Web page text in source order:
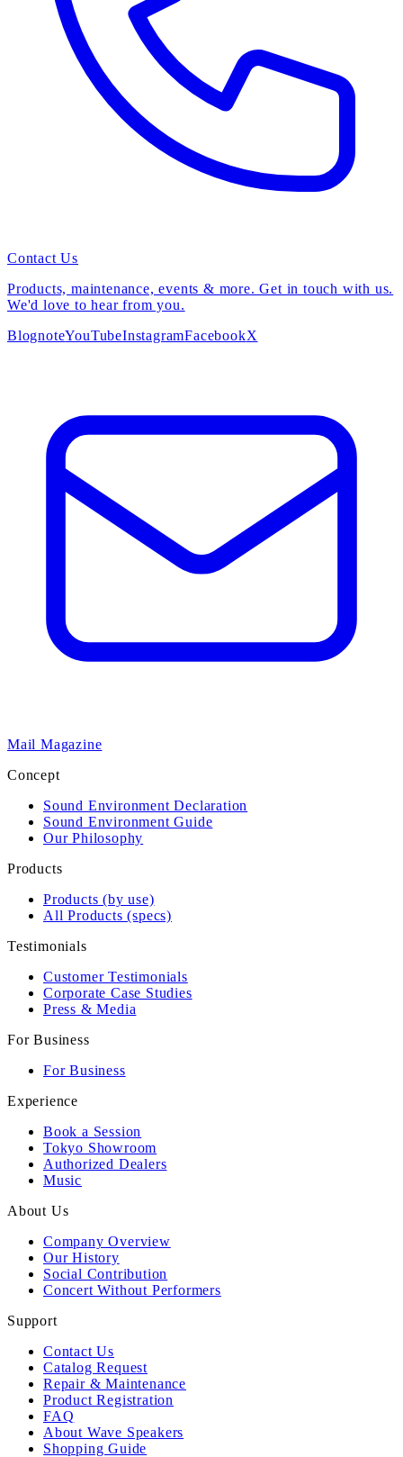
Contact Us
Products, maintenance, events & more. Get in touch with us.
We'd love to hear from you.
BlognoteYouTubeInstagramFacebookX
Mail Magazine
Concept
Sound Environment Declaration
Sound Environment Guide
Our Philosophy
Products
Products (by use)
All Products (specs)
Testimonials
Customer Testimonials
Corporate Case Studies
Press & Media
For Business
For Business
Experience
Book a Session
Tokyo Showroom
Authorized Dealers
Music
About Us
Company Overview
Our History
Social Contribution
Concert Without Performers
Support
Contact Us
Catalog Request
Repair & Maintenance
Product Registration
FAQ
About Wave Speakers
Shopping Guide